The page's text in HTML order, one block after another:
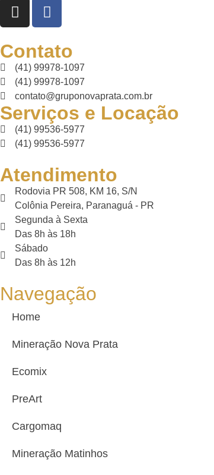
Contato
(41) 99978-1097
(41) 99978-1097
contato@gruponovaprata.com.br
Serviços e Locação
(41) 99536-5977
(41) 99536-5977
Atendimento
Rodovia PR 508, KM 16, S/N
Colônia Pereira, Paranaguá - PR
Segunda à Sexta
Das 8h às 18h
Sábado
Das 8h às 12h
Navegação
Home
Mineração Nova Prata
Ecomix
PreArt
Cargomaq
Mineração Matinhos